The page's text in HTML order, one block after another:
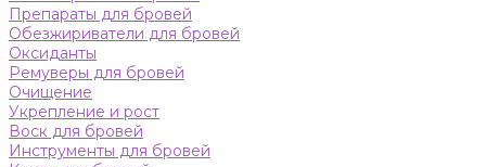
Препараты для бровей
Обезжириватели для бровей
Оксиданты
Ремуверы для бровей
Очищение
Укрепление и рост
Воск для бровей
Инструменты для бровей